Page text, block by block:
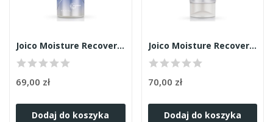
Joico Moisture Recovery szampon 300ml
69,00 zł
Dodaj do koszyka
Joico Moisture Recovery odżywka 250ml
70,00 zł
Dodaj do koszyka